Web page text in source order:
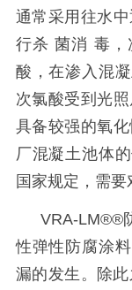
通常采用往水
行杀 菌消 毒，
酸，在渗入混
次氯酸受到光
具备较强的氧
厂混凝土池体
国家规定，需要
VRA-LM®®
性弹性防腐涂
漏的发生。除此